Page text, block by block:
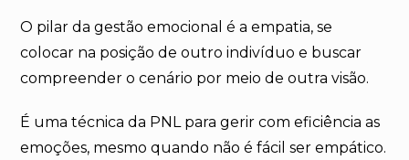
O pilar da gestão emocional é a empatia, se
colocar na posição de outro indivíduo e buscar
compreender o cenário por meio de outra visão.
É uma técnica da PNL para gerir com eficiência as
emoções, mesmo quando não é fácil ser empático.